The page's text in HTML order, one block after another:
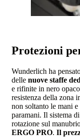
Protezioni
Wunderlich ha
delle nuove staffe
e rifinite in nero
resistenza della zona
non soltanto le mani
paramani. Il sistema
rotazione sul
ERGO PRO. Il